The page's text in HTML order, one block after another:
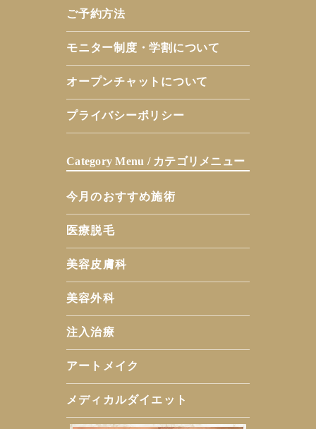
ご予約方法
モニター制度・学割について
オープンチャットについて
プライバシーポリシー
Category Menu / カテゴリメニュー
今月のおすすめ施術
医療脱毛
美容皮膚科
美容外科
注入治療
アートメイク
メディカルダイエット